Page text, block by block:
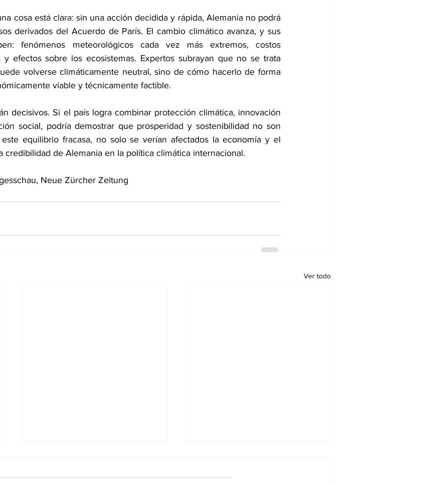
cosa está clara: sin una acción decidida y rápida, Alemania no podrá
derivados del Acuerdo de París. El cambio climático avanza, y sus
fenómenos meteorológicos cada vez más extremos, costos
y efectos sobre los ecosistemas. Expertos subrayan que no se trata
volverse climáticamente neutral, sino de cómo hacerlo de forma
viable y técnicamente factible.
decisivos. Si el país logra combinar protección climática, innovación
social, podría demostrar que prosperidad y sostenibilidad no son
equilibrio fracasa, no solo se verían afectados la economía y el
credibilidad de Alemania en la política climática internacional.
Neue Zürcher Zeitung
Ver todo